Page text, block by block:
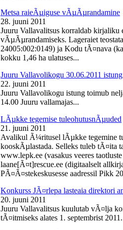
Metsa raieÃµiguse vÃµÃµrandamine
28. juuni 2011
Juuru Vallavalitsus korraldab kirjaliku
vÃµÃµrandamiseks. Lageraiet
24005:002:0149) ja Kodu tÃ¤nava
kokku 1,46 ha ulatuses...
Juuru Vallavolikogu 30.06.2011 istung
22. juuni 2011
Juuru Vallavolikogu istung toimub
14.00 Juuru vallamajas...
LÃµkke tegemise tuleohutusnÃµuded
21. juuni 2011
Avalikul Ã¼ritusel lÃµkke tegemine
kooskÃµlastada. Selleks tuleb tÃ¤ita
www.lepk.ee (vasakus veeres
laane[Ã¤t]rescue.ee (digitaalselt
PÃ¤Ã¤stekeskusesse aadressil Pikk
Konkurss JÃ¤rlepa lasteaia direktori
20. juuni 2011
Juuru Vallavalitsus kuulutab vÃ¤lja
tÃ¤itmiseks alates 1. septembrist